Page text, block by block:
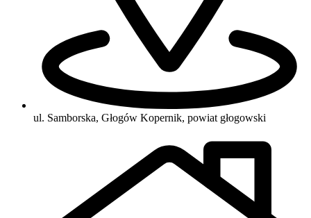
ul. Samborska, Głogów Kopernik, powiat głogowski